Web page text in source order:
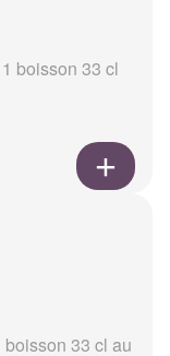
boisson 33 cl
33 cl au